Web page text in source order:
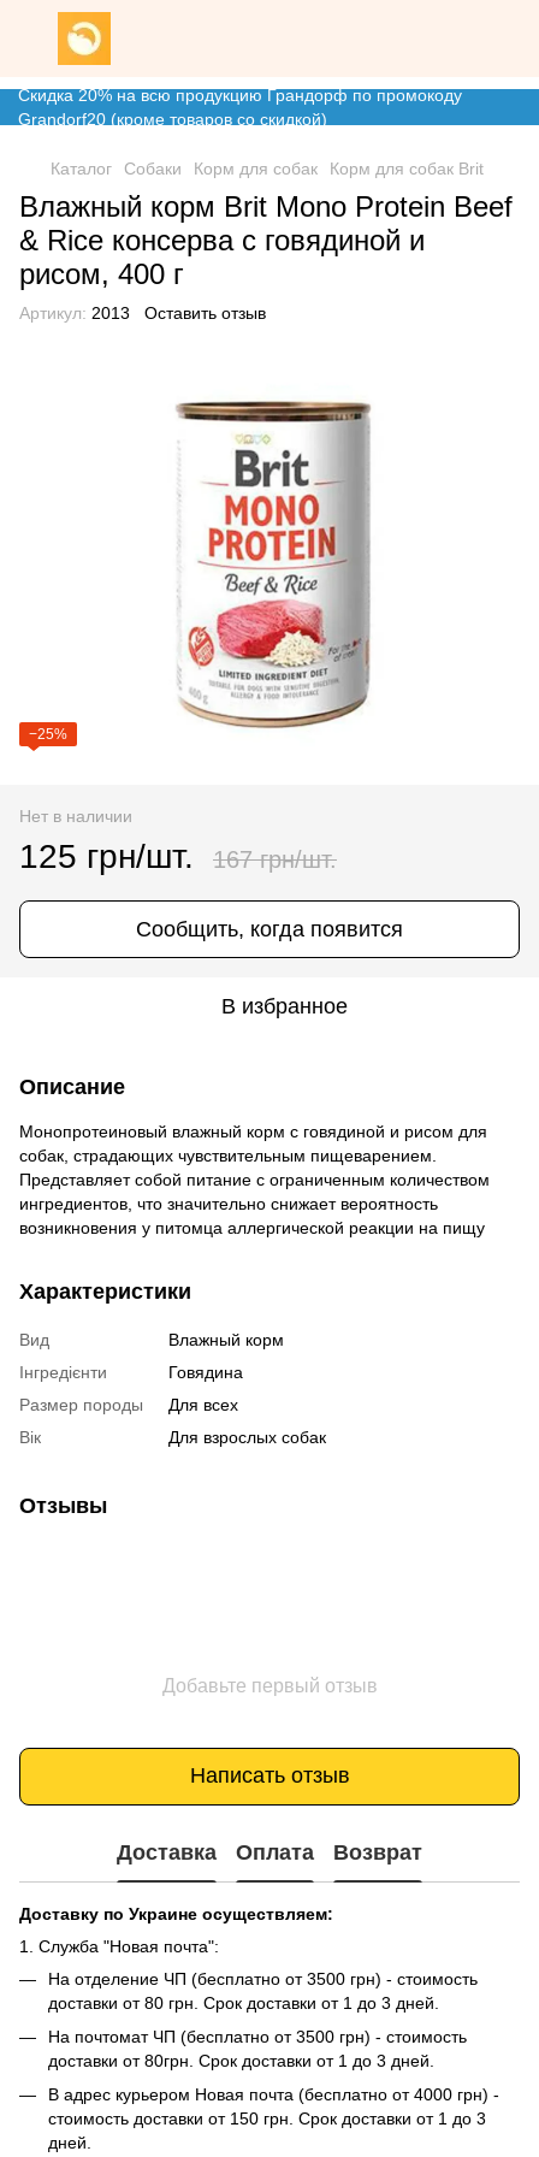
Скидка 20% на всю продукцию Грандорф по промокоду
Grandorf20 (кроме товаров со скидкой)
Каталог Собаки Корм для собак Корм для собак Brit
Влажный корм Brit Mono Protein Beef
& Rice консерва с говядиной и
рисом, 400 г
Артикул: 2013 Оставить отзыв
−25%
Нет в наличии
125 грн/шт. 167 грн/шт.
Сообщить, когда появится
В избранное
Описание
Монопротеиновый влажный корм с говядиной и рисом для
собак, страдающих чувствительным пищеварением.
Представляет собой питание с ограниченным количеством
ингредиентов, что значительно снижает вероятность
возникновения у питомца аллергической реакции на пищу
Характеристики
Вид
Влажный корм
Інгредієнти
Говядина
Размер породы
Для всех
Вік
Для взрослых собак
Отзывы
Добавьте первый отзыв
Написать отзыв
Доставка Оплата Возврат
Доставку по Украине осуществляем:
1. Служба "Новая почта":
На отделение ЧП (бесплатно от 3500 грн) - стоимость
доставки от 80 грн. Срок доставки от 1 до 3 дней.
На почтомат ЧП (бесплатно от 3500 грн) - стоимость
доставки от 80грн. Срок доставки от 1 до 3 дней.
В адрес курьером Новая почта (бесплатно от 4000 грн) -
стоимость доставки от 150 грн. Срок доставки от 1 до 3
дней.